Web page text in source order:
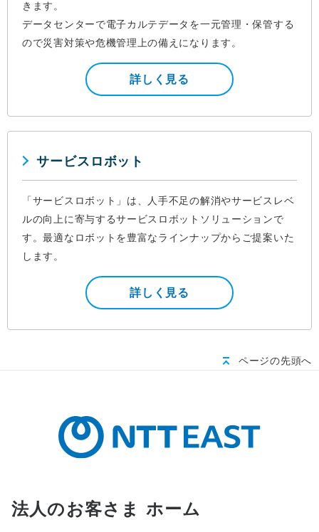
きます。
データセンターで電子カルテデータを一元管理・保管する
ので災害対策や危機管理上の備えになります。
詳しく見る
サービスロボット
「サービスロボット」は、人手不足の解消やサービスレベ
ルの向上に寄与するサービスロボットソリューションで
す。最適なロボットを豊富なラインナップからご提案いた
します。
詳しく見る
ページの先頭へ
法人のお客さま ホーム